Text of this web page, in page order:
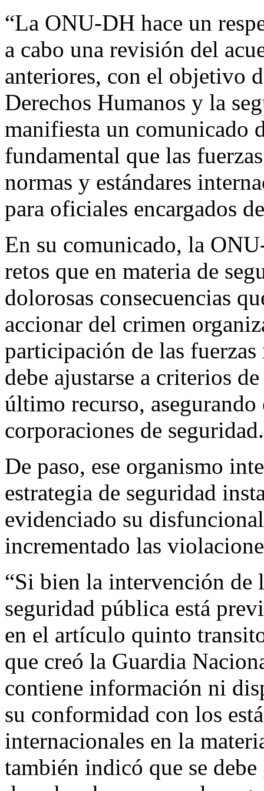
“La ONU-DH hace un
a cabo una revisión del
anteriores, con el objetivo
Derechos Humanos y la
manifiesta un comunicado
fundamental que las
normas y estándares
para oficiales encargados
En su comunicado, la
retos que en materia de
dolorosas consecuencias
accionar del crimen
participación de las
debe ajustarse a criterios
último recurso,
corporaciones de seguridad.
De paso, ese organismo
estrategia de seguridad
evidenciado su
incrementado las
“Si bien la intervención de
seguridad pública está
en el artículo quinto
que creó la Guardia
contiene información ni
su conformidad con los
internacionales en la
también indicó que se